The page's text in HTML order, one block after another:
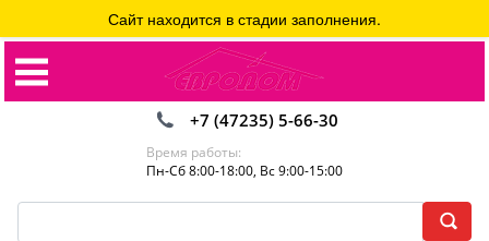
+7 (47235) 5-66-30
Время работы:
Пн-Сб 8:00-18:00, Вс 9:00-15:00
Сайт находится в стадии заполнения.